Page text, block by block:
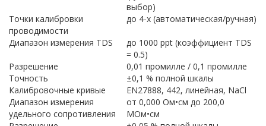
выбор)
Точки калибровки
проводимости
до 4-х (автоматическая/ручная)
Диапазон измерения TDS
до 1000 ppt (коэффициент TDS
= 0.5)
Разрешение
0,01 промилле / 0,1 промилле
Точность
±0,1 % полной шкалы
Калибровочные кривые
EN27888, 442, линейная, NaCl
Диапазон измерения
удельного сопротивления
от 0,000 Ом•см до 200,0
МОм•см